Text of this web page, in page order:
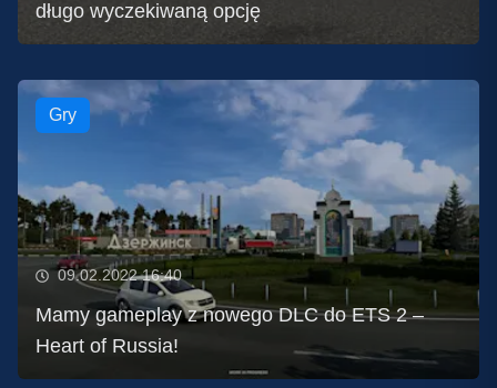
długo wyczekiwaną opcję
Gry
09.02.2022 16:40
Mamy gameplay z nowego DLC do ETS 2 –
Heart of Russia!